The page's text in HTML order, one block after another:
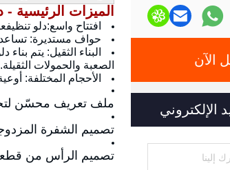
الآن
الإلكتروني
الميزات الرئيسية -
افتتاح واسع:دلو تنظيف
حواف مستديرة:
البناء الثقيل: يتم
الصعبة والحمولات الثقيلة.
الأحجام المختلفة:
ملف تعريف محسّن
تصميم الشفرة
تصميم الرأس من